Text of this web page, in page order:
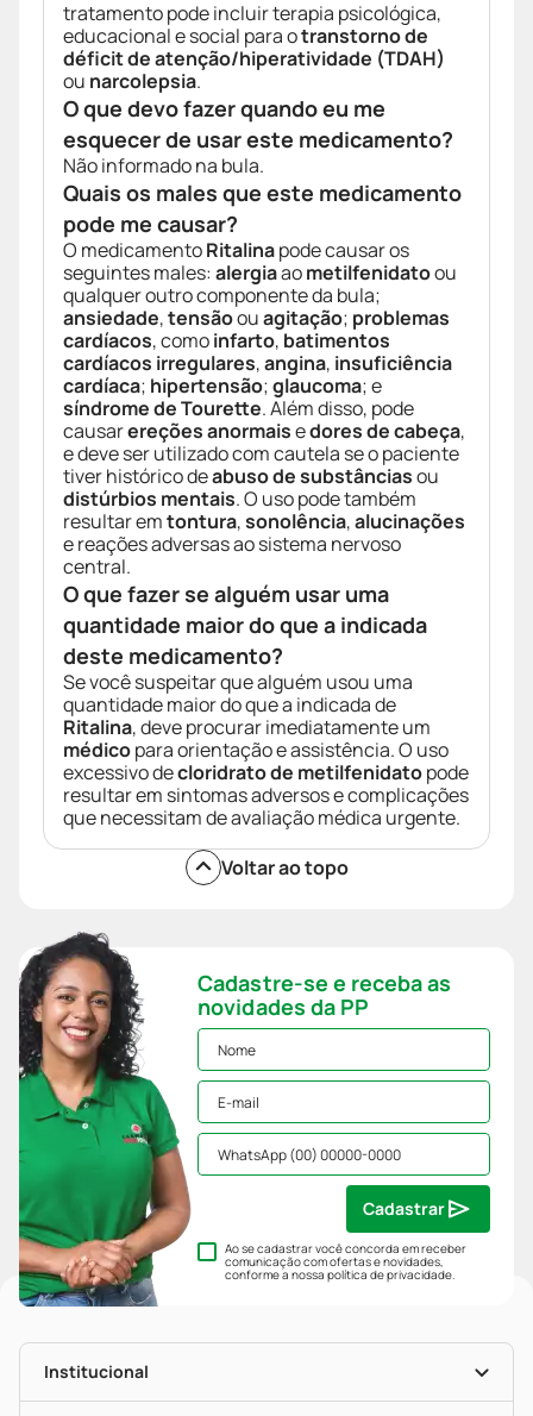
tratamento pode incluir terapia psicológica,
educacional e social para otranstorno de
déficit de atenção/hiperatividade (TDAH)
ou narcolepsia.
O que devo fazer quando eu me
esquecer de usar este medicamento?
Não informado na bula.
Quais os males que este medicamento
pode me causar?
O medicamentoRitalinapode causar os
seguintes males:alergiaaometilfenidatoou
qualquer outro componente da bula;
ansiedade,tensãoouagitação; problemas
cardíacos, comoinfarto, batimentos
cardíacos irregulares,angina, insuficiência
cardíaca; hipertensão;glaucoma; e
síndrome de Tourette. Além disso, pode
causarereções anormaisedores de cabeça,
e deve ser utilizado com cautela se o paciente
tiver histórico deabuso de substânciasou
distúrbios mentais. O uso pode também
resultar emtontura,sonolência,alucinações
e reações adversas ao sistema nervoso
central.
O que fazer se alguém usar uma
quantidade maior do que a indicada
deste medicamento?
Se você suspeitar que alguém usou uma
quantidade maior do que a indicada de
Ritalina, deve procurar imediatamente um
médicopara orientação e assistência. O uso
excessivo decloridrato de metilfenidatopode
resultar em sintomas adversos e complicações
que necessitam de avaliação médica urgente.
Voltar ao topo
Cadastre-se e receba as
novidades da PP
Ao se cadastrar você concorda em receber
comunicação com ofertas e novidades,
conforme a nossapolítica de privacidade.
Cadastrar
Institucional